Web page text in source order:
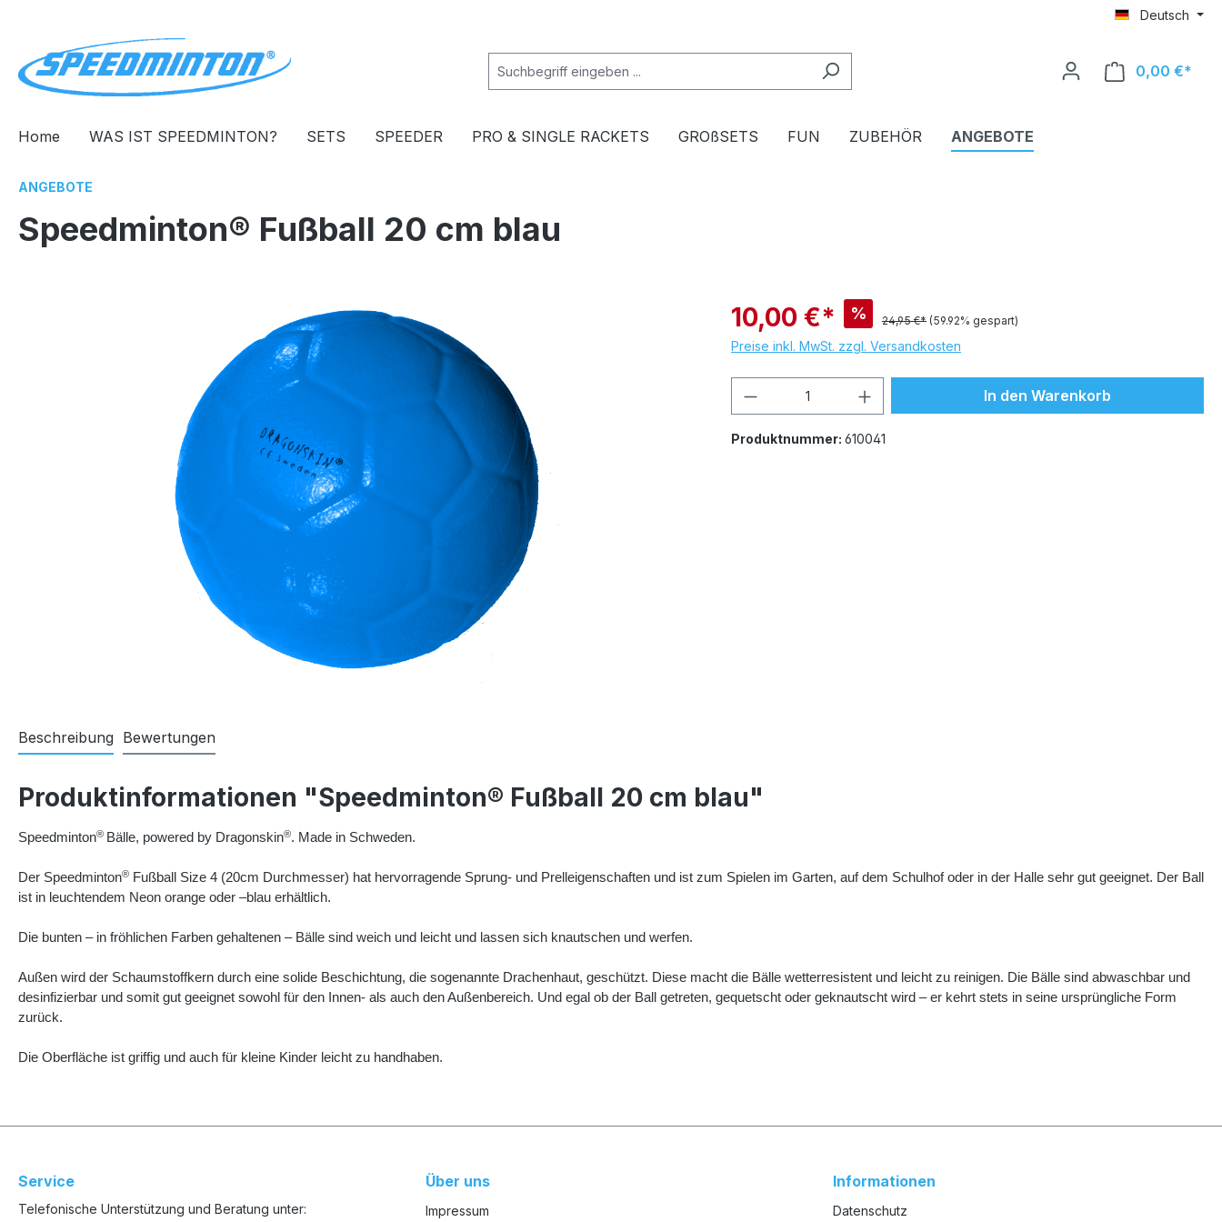
Deutsch
0,00 €*
Home WAS IST SPEEDMINTON? SETS SPEEDER PRO & SINGLE RACKETS GROßSETS FUN ZUBEHÖR ANGEBOTE
ANGEBOTE
Speedminton® Fußball 20 cm blau
10,00 €* % 24,95 €* (59.92% gespart)
Preise inkl. MwSt. zzgl. Versandkosten
Produkt Anzahl: Gib den gewünschten Wert
In den Warenkorb
Produktnummer: 610041
Beschreibung Bewertungen
Produktinformationen "Speedminton® Fußball 20 cm blau"
Speedminton® Bälle, powered by Dragonskin®. Made in Schweden.
Der Speedminton® Fußball Size 4 (20cm Durchmesser) hat hervorragende Sprung- und Prelleigenschaften und ist zum Spielen im Garten, auf dem Schulhof oder in der Halle sehr gut geeignet. Der Ball
ist in leuchtendem Neon orange oder –blau erhältlich.
Die bunten – in fröhlichen Farben gehaltenen – Bälle sind weich und leicht und lassen sich knautschen und werfen.
Außen wird der Schaumstoffkern durch eine solide Beschichtung, die sogenannte Drachenhaut, geschützt. Diese macht die Bälle wetterresistent und leicht zu reinigen. Die Bälle sind abwaschbar und
desinfizierbar und somit gut geeignet sowohl für den Innen- als auch den Außenbereich. Und egal ob der Ball getreten, gequetscht oder geknautscht wird – er kehrt stets in seine ursprüngliche Form
zurück.
Die Oberfläche ist griffig und auch für kleine Kinder leicht zu handhaben.
Service
Telefonische Unterstützung und Beratung unter:
Über uns
Impressum
Informationen
Datenschutz